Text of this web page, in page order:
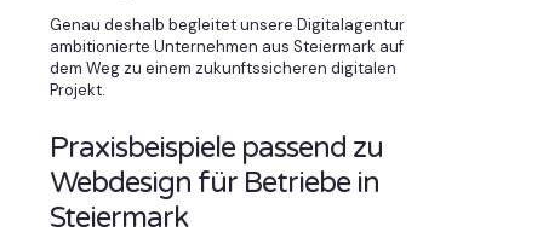
Genau deshalb begleitet unsere Digitalagentur
ambitionierte Unternehmen aus Steiermark auf
dem Weg zu einem zukunftssicheren digitalen
Projekt.
Praxisbeispiele passend zu
Webdesign für Betriebe in
Steiermark